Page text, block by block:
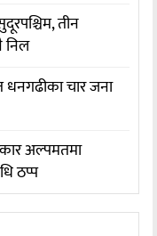
तीन
निल
चार जना
अल्पमतमा
ठप्प